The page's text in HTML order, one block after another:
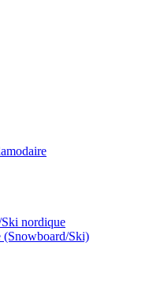
nordique
(Snowboard/Ski)